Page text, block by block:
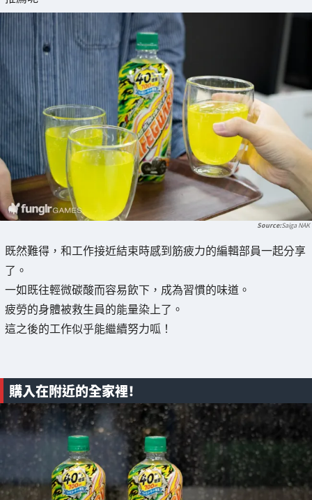
Saiga NAK
既然難得，和工作接近結束時感到筋疲力的編輯部員一起分享
了。
一如既往輕微碳酸而容易飲下，成為習慣的味道。
疲勞的身體被救生員的能量染上了。
這之後的工作似乎能繼續努力呱！
購入在附近的全家裡！